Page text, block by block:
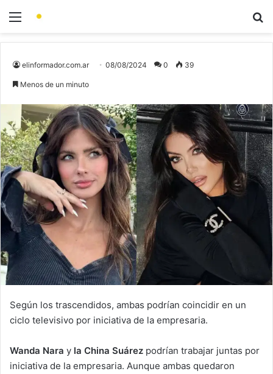
elinformador.com.ar 08/08/2024 0 39
Menos de un minuto
Según los trascendidos, ambas podrían coincidir en un
ciclo televisivo por iniciativa de la empresaria.
Wanda Nara y la China Suárez podrían trabajar juntas por
iniciativa de la empresaria. Aunque ambas quedaron